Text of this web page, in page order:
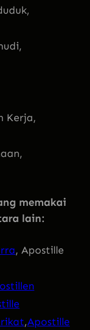
Kerja,
memakai
lain:
, Apostille
,Apostille